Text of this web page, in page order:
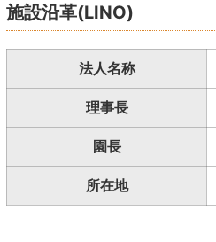
施設沿革(LINO)
法人名称
理事長
園長
所在地